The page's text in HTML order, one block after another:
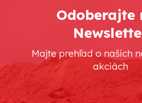
Odoberajte
Majte prehľad o našich
akciách